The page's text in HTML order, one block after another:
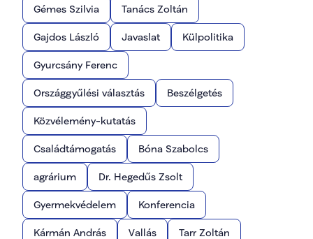
Gémes Szilvia Tanács Zoltán
Gajdos László Javaslat Külpolitika
Gyurcsány Ferenc
Országgyűlési választás Beszélgetés
Közvélemény-kutatás
Családtámogatás Bóna Szabolcs
agrárium Dr. Hegedűs Zsolt
Gyermekvédelem Konferencia
Kármán András Vallás Tarr Zoltán